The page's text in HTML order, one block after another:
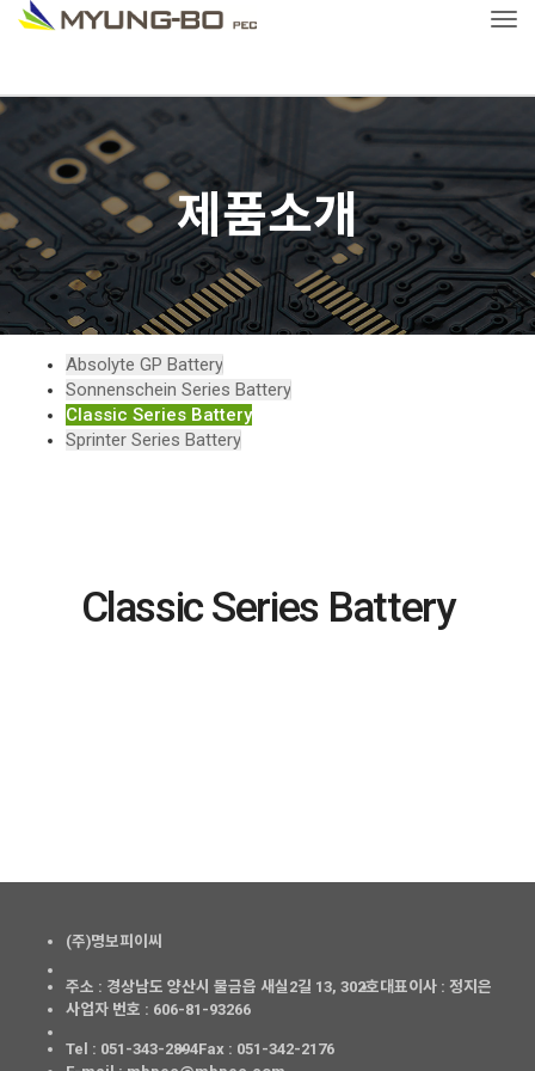
제품소개
Absolyte GP Battery
Sonnenschein Series Battery
Classic Series Battery
Sprinter Series Battery
Classic Series Battery
(주)명보피이씨
주소 : 경상남도 양산시 물금읍 새실2길 13, 302호대표이사 : 정지은
사업자 번호 : 606-81-93266
Tel : 051-343-2894Fax : 051-342-2176